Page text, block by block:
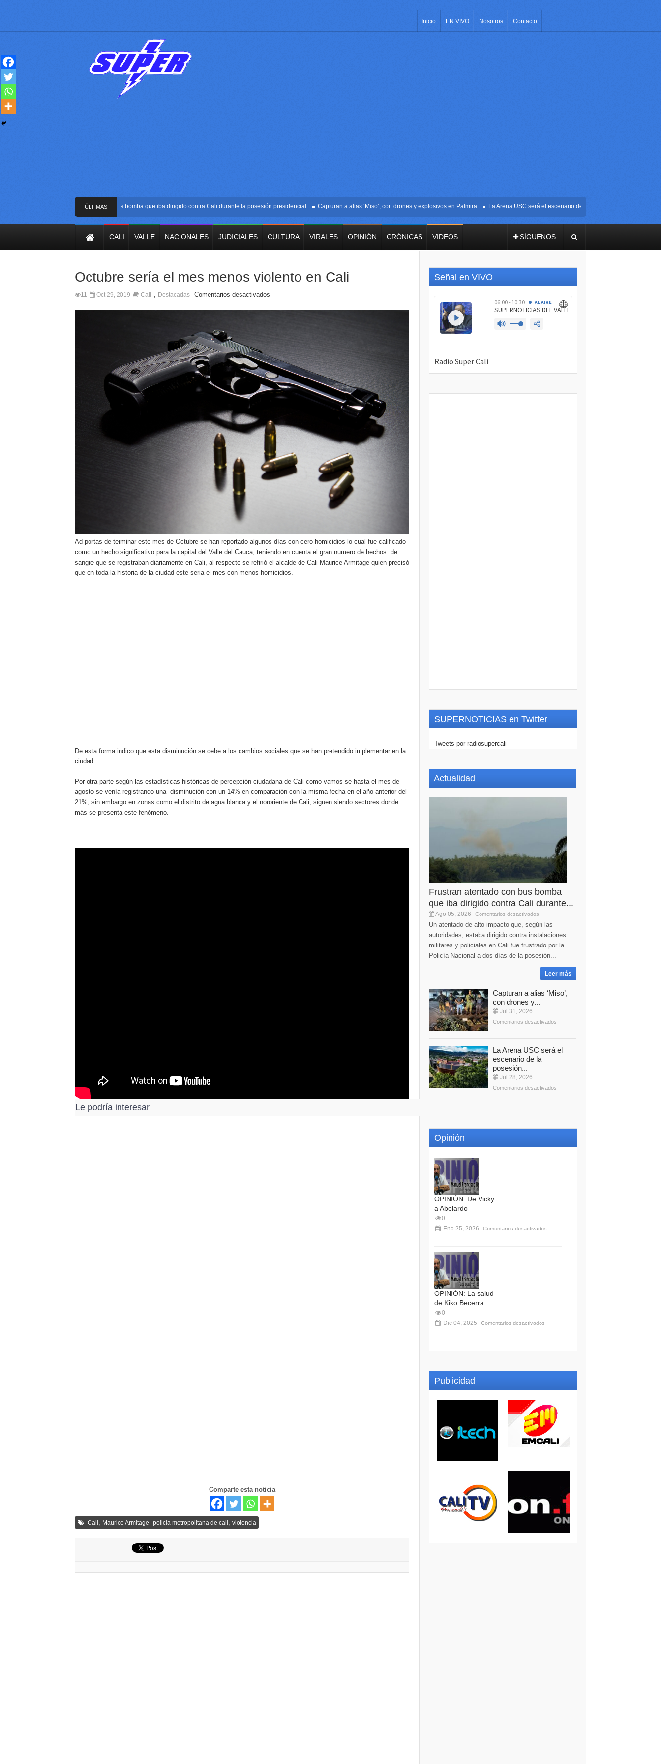
Inicio EN VIVO Nosotros Contacto
ÚLTIMAS
NOTICIAS
Frustran atentado con bus bomba que iba dirigido contra Cali durante la posesión presidencial Capturan a alias ‘Miso’, con drones y explosivos en Palmira La Arena USC será el escenario de la posesión presidencial de
CALI VALLE NACIONALES JUDICIALES CULTURA VIRALES OPINIÓN CRÓNICAS VIDEOS SÍGUENOS
Octubre sería el mes menos violento en Cali
11 Oct 29, 2019 Cali , Destacadas Comentarios desactivados
Ad portas de terminar este mes de Octubre se han reportado algunos días con cero homicidios lo cual fue calificado
como un hecho significativo para la capital del Valle del Cauca, teniendo en cuenta el gran numero de hechos de
sangre que se registraban diariamente en Cali, al respecto se refirió el alcalde de Cali Maurice Armitage quien precisó
que en toda la historia de la ciudad este seria el mes con menos homicidios.
De esta forma indico que esta disminución se debe a los cambios sociales que se han pretendido implementar en la
ciudad.
Por otra parte según las estadísticas históricas de percepción ciudadana de Cali como vamos se hasta el mes de
agosto se venía registrando una disminución con un 14% en comparación con la misma fecha en el año anterior del
21%, sin embargo en zonas como el distrito de agua blanca y el nororiente de Cali, siguen siendo sectores donde
más se presenta este fenómeno.
Le podría interesar
Comparte esta noticia
Cali Maurice Armitage policia metropolitana de cali violencia
Señal en VIVO
SUPERNOTICIAS en Twitter
Tweets por radiosupercali
Actualidad
Frustran atentado con bus bomba
que iba dirigido contra Cali durante...
Ago 05, 2026 Comentarios desactivados
Un atentado de alto impacto que, según las
autoridades, estaba dirigido contra instalaciones
militares y policiales en Cali fue frustrado por la
Policía Nacional a dos días de la posesión...
Leer más
Capturan a alias ‘Miso’,
con drones y...
Jul 31, 2026
Comentarios desactivados
La Arena USC será el
escenario de la
posesión...
Jul 28, 2026
Comentarios desactivados
Opinión
OPINIÓN: De Vicky
a Abelardo
0
Ene 25, 2026
Comentarios desactivados
OPINIÓN: La salud
de Kiko Becerra
0
Dic 04, 2025
Comentarios desactivados
Publicidad